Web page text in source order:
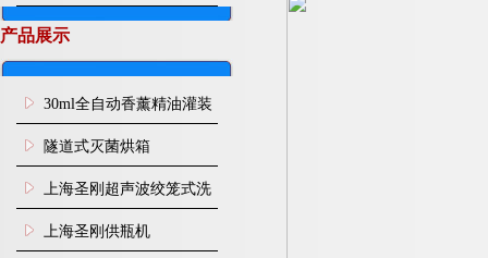
产品展示
30ml全自动香薰精油灌装
旋盖机
隧道式灭菌烘箱
上海圣刚超声波绞笼式洗
瓶机
上海圣刚供瓶机